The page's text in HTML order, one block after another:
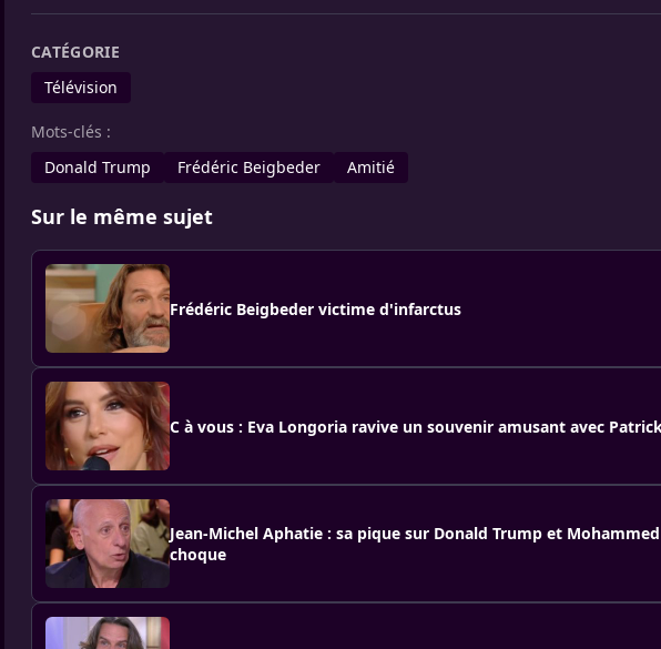
CATÉGORIE
Télévision
Mots-clés :
Donald Trump
Frédéric Beigbeder Amitié
Sur le même sujet
Frédéric Beigbeder victime d'infarctus
C à vous : Eva Longoria ravive un souvenir amusant avec
Jean-Michel Aphatie : sa pique sur Donald Trump et
choque